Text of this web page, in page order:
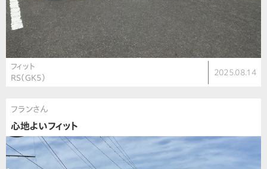
フィット
RS（GK5）
2025.08.14
フランさん
心地よいフィット